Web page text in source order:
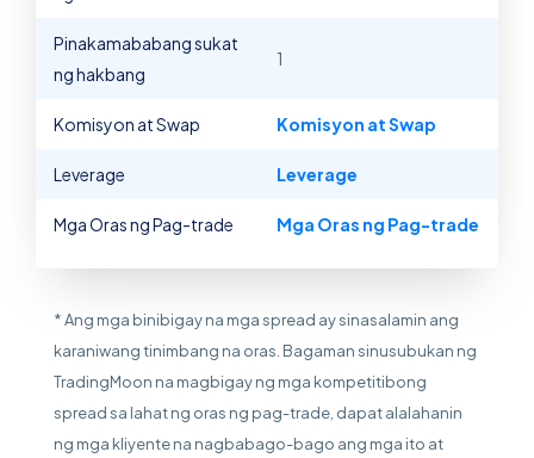
Pinakamababang sukat
ng hakbang
1
Komisyon at Swap Komisyon at Swap
Leverage Leverage
Mga Oras ng Pag-trade Mga Oras ng Pag-trade
* Ang mga binibigay na mga spread ay sinasalamin ang
karaniwang tinimbang na oras. Bagaman sinusubukan ng
TradingMoon na magbigay ng mga kompetitibong
spread sa lahat ng oras ng pag-trade, dapat alalahanin
ng mga kliyente na nagbabago-bago ang mga ito at